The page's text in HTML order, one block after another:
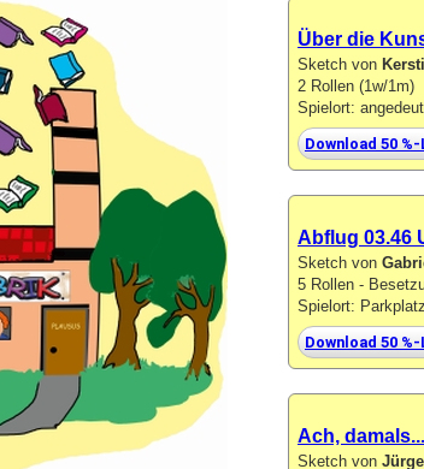
Über die
Sketch von
2 Rollen (1w/1m)
Spielort:
Download 50
Abflug 03.46
Sketch von
5 Rollen -
Spielort: Parkplatz
Download 50
Ach, damals...
Sketch von